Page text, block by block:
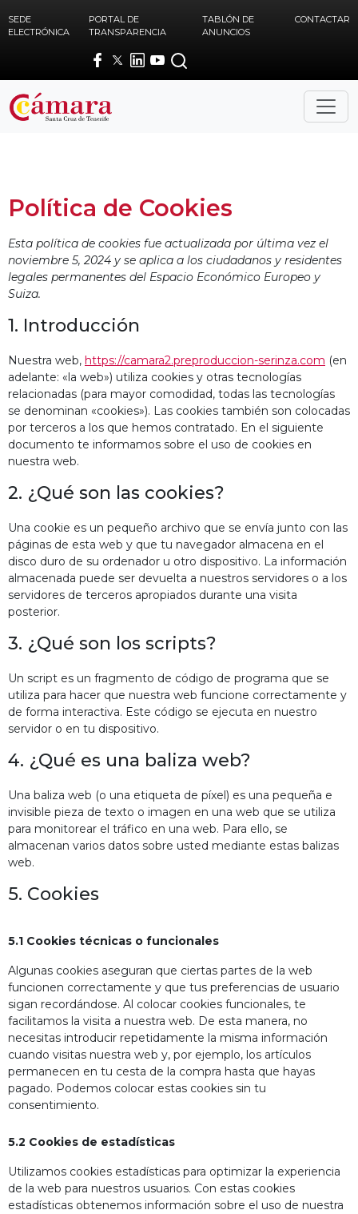
SEDE
ELECTRÓNICA
PORTAL DE
TRANSPARENCIA
TABLÓN DE
ANUNCIOS
CONTACTAR
Política de Cookies
Esta política de cookies fue actualizada por última vez el
noviembre 5, 2024 y se aplica a los ciudadanos y residentes
legales permanentes del Espacio Económico Europeo y
Suiza.
1. Introducción
Nuestra web, https://camara2.preproduccion-serinza.com (en
adelante: «la web») utiliza cookies y otras tecnologías
relacionadas (para mayor comodidad, todas las tecnologías
se denominan «cookies»). Las cookies también son colocadas
por terceros a los que hemos contratado. En el siguiente
documento te informamos sobre el uso de cookies en
nuestra web.
2. ¿Qué son las cookies?
Una cookie es un pequeño archivo que se envía junto con las
páginas de esta web y que tu navegador almacena en el
disco duro de su ordenador u otro dispositivo. La información
almacenada puede ser devuelta a nuestros servidores o a los
servidores de terceros apropiados durante una visita
posterior.
3. ¿Qué son los scripts?
Un script es un fragmento de código de programa que se
utiliza para hacer que nuestra web funcione correctamente y
de forma interactiva. Este código se ejecuta en nuestro
servidor o en tu dispositivo.
4. ¿Qué es una baliza web?
Una baliza web (o una etiqueta de píxel) es una pequeña e
invisible pieza de texto o imagen en una web que se utiliza
para monitorear el tráfico en una web. Para ello, se
almacenan varios datos sobre usted mediante estas balizas
web.
5. Cookies
5.1 Cookies técnicas o funcionales
Algunas cookies aseguran que ciertas partes de la web
funcionen correctamente y que tus preferencias de usuario
sigan recordándose. Al colocar cookies funcionales, te
facilitamos la visita a nuestra web. De esta manera, no
necesitas introducir repetidamente la misma información
cuando visitas nuestra web y, por ejemplo, los artículos
permanecen en tu cesta de la compra hasta que hayas
pagado. Podemos colocar estas cookies sin tu
consentimiento.
5.2 Cookies de estadísticas
Utilizamos cookies estadísticas para optimizar la experiencia
de la web para nuestros usuarios. Con estas cookies
estadísticas obtenemos información sobre el uso de nuestra